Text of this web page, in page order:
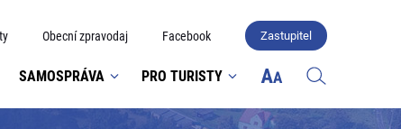
Obecní zpravodaj Facebook Zastupitel
SAMOSPRÁVA PRO TURISTY